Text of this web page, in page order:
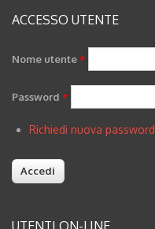
ACCESSO UTENTE
Nome utente*
Password *
Richiedi nuova password
UTENTI ON-LINE